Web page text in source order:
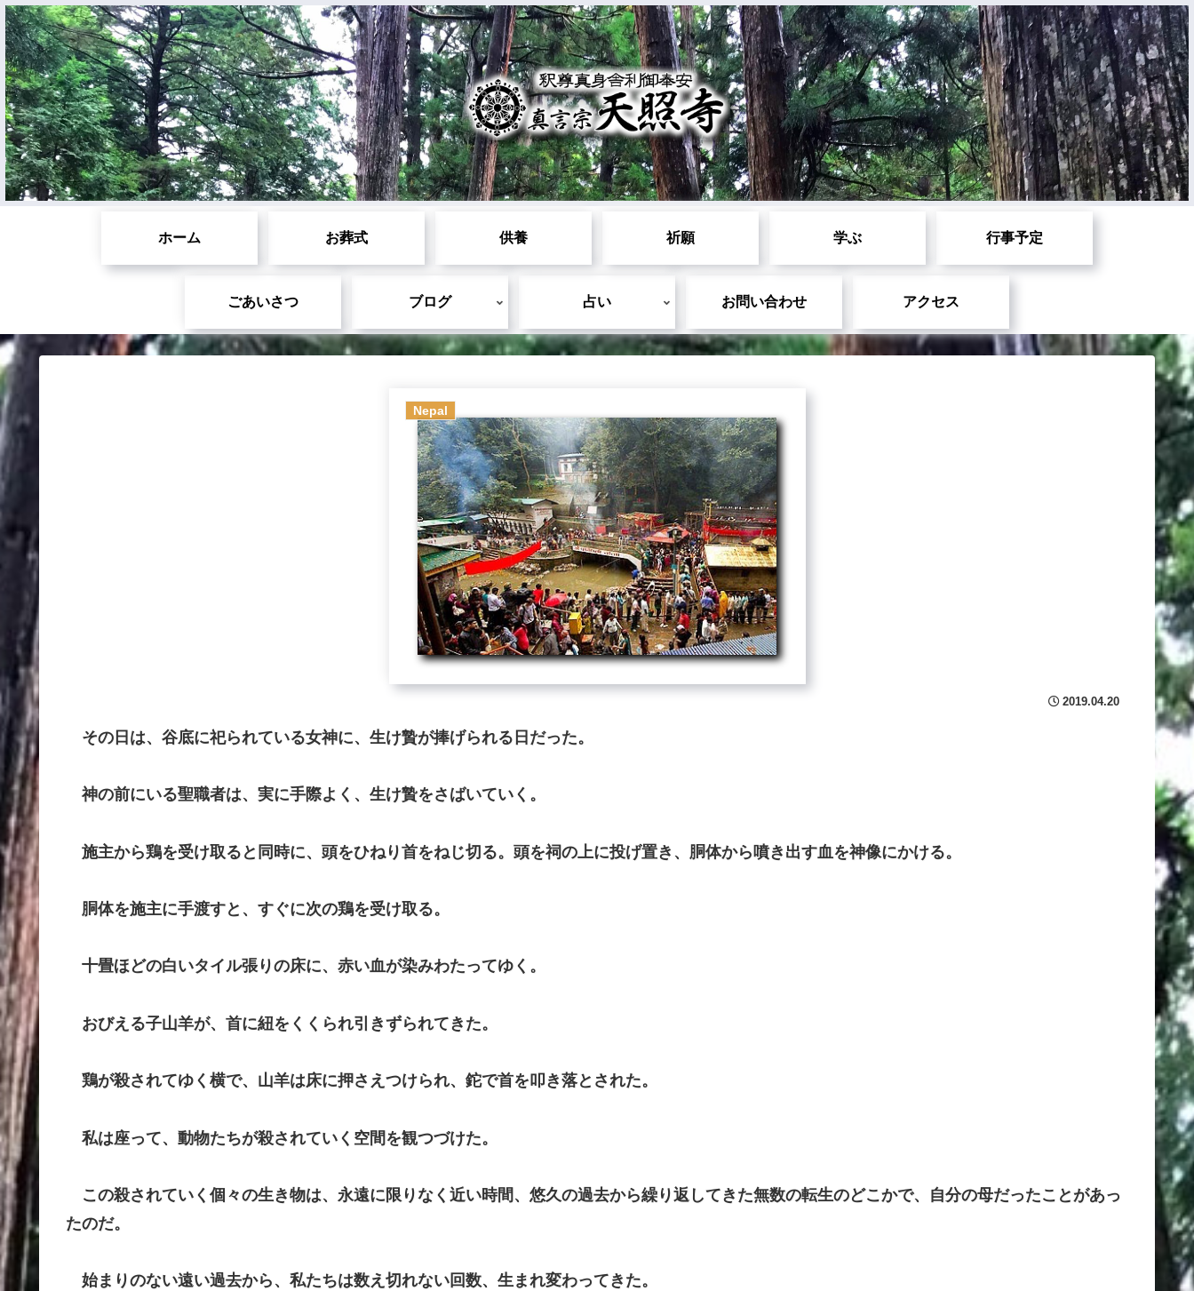
ホーム お葬式 供養 祈願 学ぶ 行事予定
ごあいさつ ブログ 占い お問い合わせ アクセス
Nepal
2019.04.20
その日は、谷底に祀られている女神に、生け贄が捧げられる日だった。
神の前にいる聖職者は、実に手際よく、生け贄をさばいていく。
施主から鶏を受け取ると同時に、頭をひねり首をねじ切る。頭を祠の上に投げ置き、胴体から噴き出す血を神像にかける。
胴体を施主に手渡すと、すぐに次の鶏を受け取る。
十畳ほどの白いタイル張りの床に、赤い血が染みわたってゆく。
おびえる子山羊が、首に紐をくくられ引きずられてきた。
鶏が殺されてゆく横で、山羊は床に押さえつけられ、鉈で首を叩き落とされた。
私は座って、動物たちが殺されていく空間を観つづけた。
この殺されていく個々の生き物は、永遠に限りなく近い時間、悠久の過去から繰り返してきた無数の転生のどこかで、自分の母だったことがあっ
たのだ。
始まりのない遠い過去から、私たちは数え切れない回数、生まれ変わってきた。